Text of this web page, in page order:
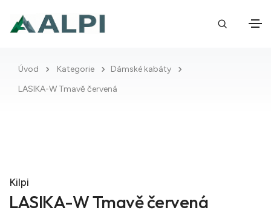
Úvod Kategorie
Dámské kabáty
LASIKA-W Tmavě červená
Kilpi
LASIKA-W Tmavě červená